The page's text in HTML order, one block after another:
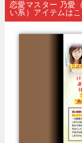
恋愛マスター 乃愛
い系）アイテムはこ